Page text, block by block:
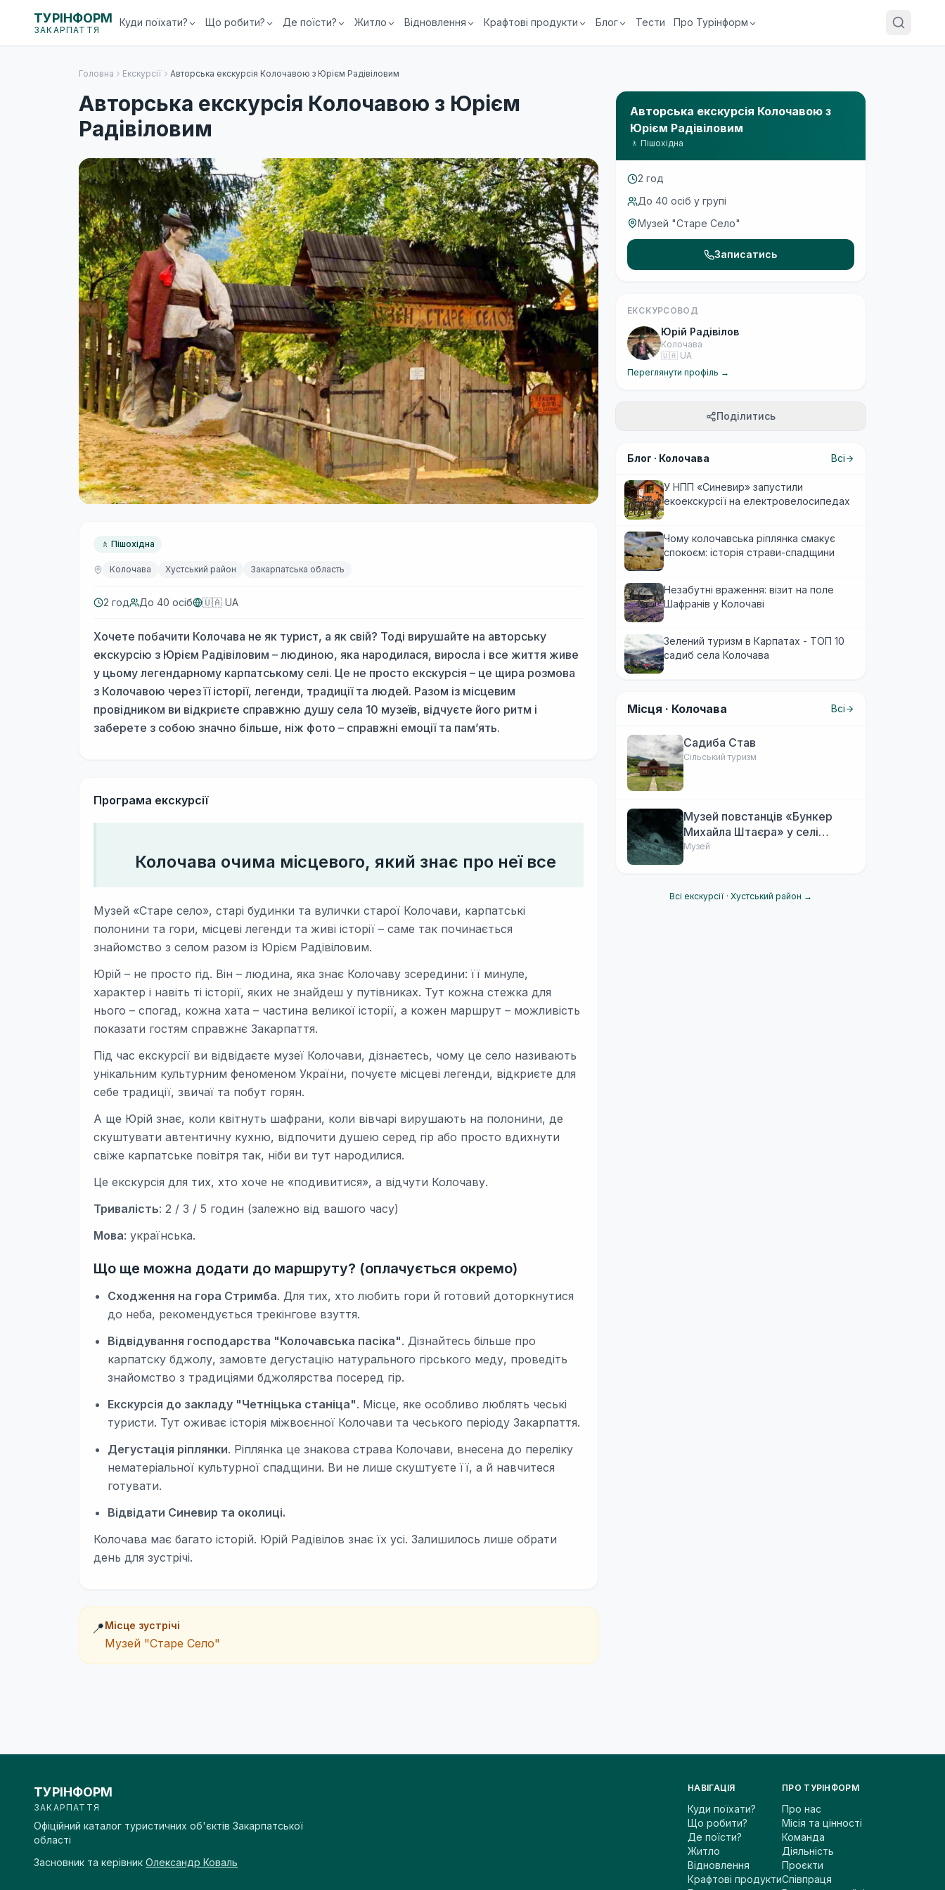
ТУРІНФОРМ
ЗАКАРПАТТЯ
Куди поїхати? Що робити? Де поїсти? Житло Відновлення Крафтові продукти Блог Тести Про Турінформ
Головна Екскурсії Авторська екскурсія Колочавою з Юрієм Радівіловим
Авторська екскурсія Колочавою з Юрієм
Радівіловим
🚶 Пішохідна
Колочава Хустський район Закарпатська область
2 год До 40 осіб 🇺🇦 UA
Хочете побачити Колочава не як турист, а як свій? Тоді вирушайте на авторську
екскурсію з Юрієм Радівіловим – людиною, яка народилася, виросла і все життя живе
у цьому легендарному карпатському селі. Це не просто екскурсія – це щира розмова
з Колочавою через її історії, легенди, традиції та людей. Разом із місцевим
провідником ви відкриєте справжню душу села 10 музеїв, відчуєте його ритм і
заберете з собою значно більше, ніж фото – справжні емоції та пам’ять.
Програма екскурсії
Колочава очима місцевого, який знає про неї все
Музей «Старе село», старі будинки та вулички старої Колочави, карпатські
полонини та гори, місцеві легенди та живі історії – саме так починається
знайомство з селом разом із Юрієм Радівіловим.
Юрій – не просто гід. Він – людина, яка знає Колочаву зсередини: її минуле,
характер і навіть ті історії, яких не знайдеш у путівниках. Тут кожна стежка для
нього – спогад, кожна хата – частина великої історії, а кожен маршрут – можливість
показати гостям справжнє Закарпаття.
Під час екскурсії ви відвідаєте музеї Колочави, дізнаєтесь, чому це село називають
унікальним культурним феноменом України, почуєте місцеві легенди, відкриєте для
себе традиції, звичаї та побут горян.
А ще Юрій знає, коли квітнуть шафрани, коли вівчарі вирушають на полонини, де
скуштувати автентичну кухню, відпочити душею серед гір або просто вдихнути
свіже карпатське повітря так, ніби ви тут народилися.
Це екскурсія для тих, хто хоче не «подивитися», а відчути Колочаву.
Тривалість: 2 / 3 / 5 годин (залежно від вашого часу)
Мова: українська.
Що ще можна додати до маршруту? (оплачується окремо)
Сходження на гора Стримба. Для тих, хто любить гори й готовий доторкнутися
до неба, рекомендується трекінгове взуття.
Відвідування господарства "Колочавська пасіка". Дізнайтесь більше про
карпатску бджолу, замовте дегустацію натурального гірського меду, проведіть
знайомство з традиціями бджолярства посеред гір.
Екскурсія до закладу "Четніцька станіца". Місце, яке особливо люблять чеські
туристи. Тут оживає історія міжвоєнної Колочави та чеського періоду Закарпаття.
Дегустація ріплянки. Ріплянка це знакова страва Колочави, внесена до переліку
нематеріальної культурної спадщини. Ви не лише скуштуєте її, а й навчитеся
готувати.
Відвідати Синевир та околиці.
Колочава має багато історій. Юрій Радівілов знає їх усі. Залишилось лише обрати
день для зустрічі.
📍Місце зустрічі
Музей "Старе Село"
Авторська екскурсія Колочавою з
Юрієм Радівіловим
🚶 Пішохідна
2 год
До 40 осіб у групі
Музей "Старе Село"
Записатись
ЕКСКУРСОВОД
Юрій Радівілов
Колочава
🇺🇦 UA
Переглянути профіль →
Поділитись
Блог · Колочава Всі
У НПП «Синевир» запустили
екоекскурсії на електровелосипедах
Чому колочавська ріплянка смакує
спокоєм: історія страви-спадщини
Незабутні враження: візит на поле
Шафранів у Колочаві
Зелений туризм в Карпатах - ТОП 10
садиб села Колочава
Місця · Колочава Всі
Садиба Став
Сільський туризм
Музей повстанців «Бункер
Михайла Штаєра» у селі
Колочава
Музей
Всі екскурсії · Хустський район →
ТУРІНФОРМ
ЗАКАРПАТТЯ
Офіційний каталог туристичних об'єктів Закарпатської
області
Засновник та керівник Олександр Коваль
НАВІГАЦІЯ
Куди поїхати?
Що робити?
Де поїсти?
Житло
Відновлення
Крафтові продукти
ПРО ТУРІНФОРМ
Про нас
Місія та цінності
Команда
Діяльність
Проєкти
Співпраця